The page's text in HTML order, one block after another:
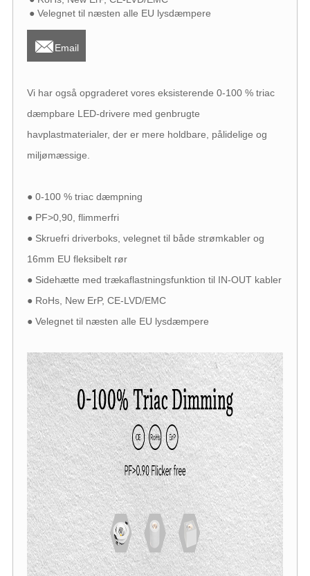
● Velegnet til næsten alle EU lysdæmpere
Email
Vi har også opgraderet vores eksisterende 0-100 % triac
dæmpbare LED-drivere med genbrugte
havplastmaterialer, der er mere holdbare, pålidelige og
miljømæssige.
● 0-100 % triac dæmpning
● PF>0,90, flimmerfri
● Skruefri driverboks, velegnet til både strømkabler og
16mm EU fleksibelt rør
● Sidehætte med trækaflastningsfunktion til IN-OUT kabler
● RoHs, New ErP, CE-LVD/EMC
● Velegnet til næsten alle EU lysdæmpere